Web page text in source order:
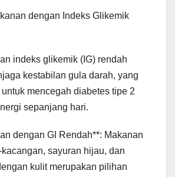
dengan Indeks Glikemik
indeks glikemik (IG) rendah
kestabilan gula darah, yang
mencegah diabetes tipe 2
sepanjang hari.
dengan GI Rendah**: Makanan
sayuran hijau, dan
kulit merupakan pilihan